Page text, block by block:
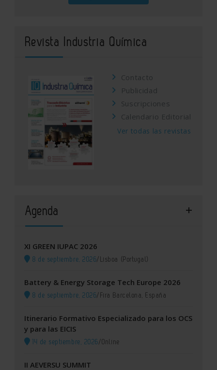
Revista Industria Química
Contacto
Publicidad
Suscripciones
Calendario Editorial
Ver todas las revistas
Agenda
XI GREEN IUPAC 2026
8 de septiembre, 2026/Lisboa (Portugal)
Battery & Energy Storage Tech Europe 2026
8 de septiembre, 2026/Fira Barcelona, España
Itinerario Formativo Especializado para los OCS
y para las EICIS
14 de septiembre, 2026/Online
II AEVERSU SUMMIT